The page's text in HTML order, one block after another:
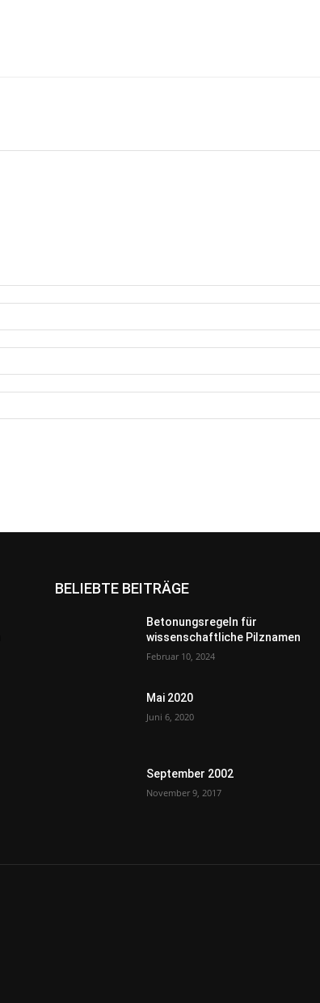
BELIEBTE BEITRÄGE
Betonungsregeln für
wissenschaftliche Pilznamen
Februar 10, 2024
Mai 2020
Juni 6, 2020
September 2002
November 9, 2017